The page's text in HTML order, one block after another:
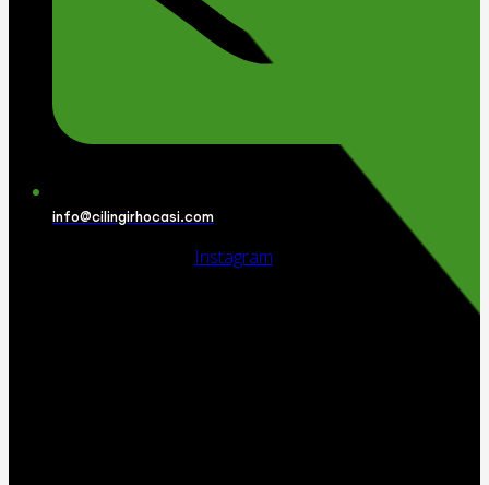
info@cilingirhocasi.com
Instagram